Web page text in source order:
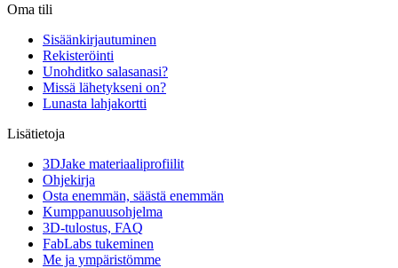
Oma tili
Sisäänkirjautuminen
Rekisteröinti
Unohditko salasanasi?
Missä lähetykseni on?
Lunasta lahjakortti
Lisätietoja
3DJake materiaaliprofiilit
Ohjekirja
Osta enemmän, säästä enemmän
Kumppanuusohjelma
3D-tulostus, FAQ
FabLabs tukeminen
Me ja ympäristömme